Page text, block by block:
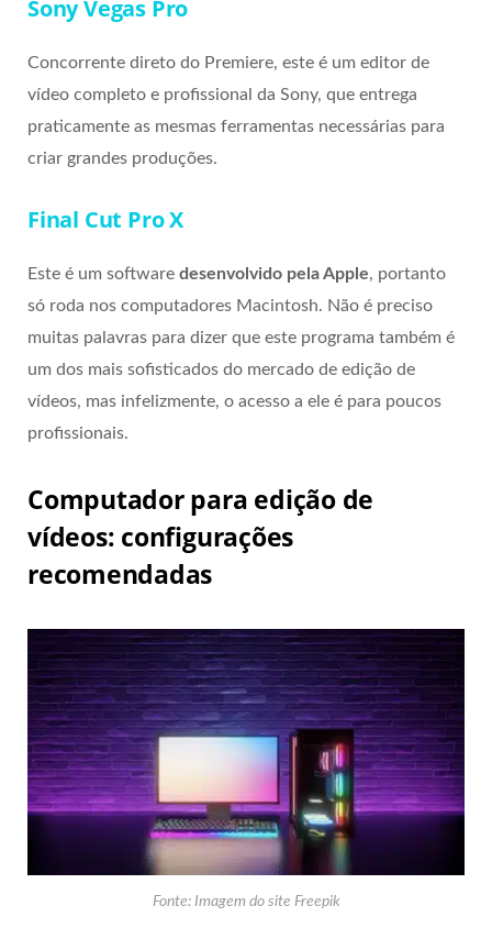
Sony Vegas Pro
Concorrente direto do Premiere, este é um editor de
vídeo completo e profissional da Sony, que entrega
praticamente as mesmas ferramentas necessárias para
criar grandes produções.
Final Cut Pro X
Este é um software desenvolvido pela Apple, portanto
só roda nos computadores Macintosh. Não é preciso
muitas palavras para dizer que este programa também é
um dos mais sofisticados do mercado de edição de
vídeos, mas infelizmente, o acesso a ele é para poucos
profissionais.
Computador para edição de
vídeos: configurações
recomendadas
Fonte: Imagem do site Freepik